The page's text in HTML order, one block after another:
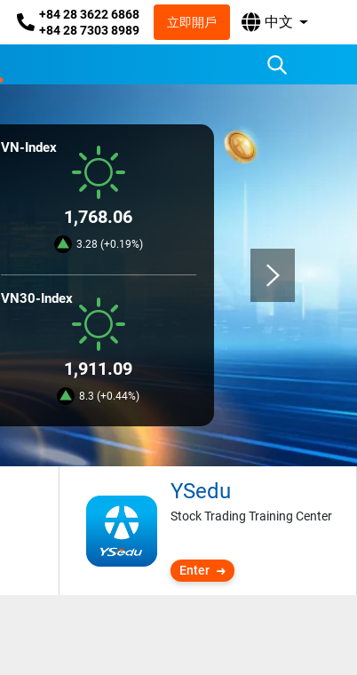
+84 28 3622 6868
+84 28 7303 8989
立即開戶 中文
VN-Index
1,768.06
3.28 (+0.19%)
VN30-Index
1,911.09
8.3 (+0.44%)
YSedu
Stock Trading Training Center
Enter